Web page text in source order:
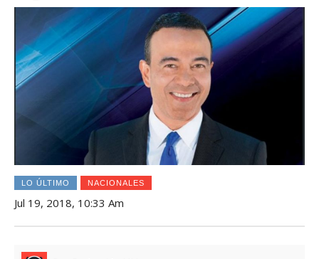
LO ÚLTIMO NACIONALES
Jul 19, 2018, 10:33 Am